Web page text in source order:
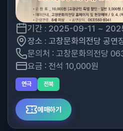
기간 : 2025-09-11 ~
장소 : 고창문화의전당 공연
문의처 : 고창문화의전당
요금 : 전석 10,000원
연극 전북
예매하기